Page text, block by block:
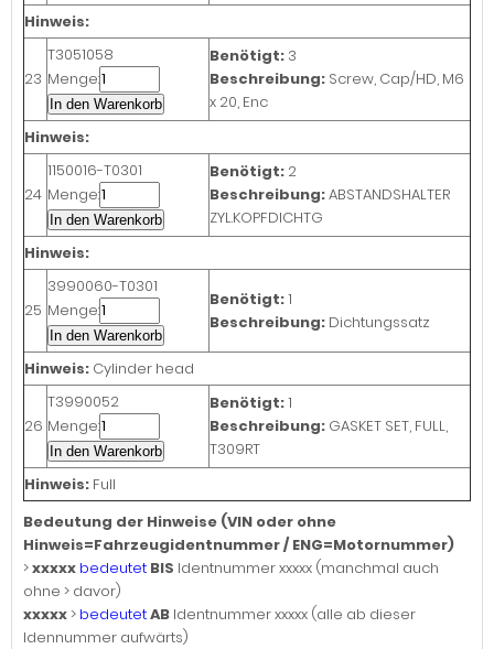
Hinweis:
23
T3051058
Menge:
In den Warenkorb
Benötigt: 3
Beschreibung: Screw, Cap/HD, M6
x 20, Enc
Hinweis:
24
1150016-T0301
Menge:
In den Warenkorb
Benötigt: 2
Beschreibung:ABSTANDSHALTER
ZYL.KOPFDICHTG
Hinweis:
25
3990060-T0301
Menge:
In den Warenkorb
Benötigt:1
Beschreibung: Dichtungssatz
Hinweis: Cylinder head
26
T3990052
Menge:
In den Warenkorb
Benötigt:1
Beschreibung: GASKET SET, FULL,
T309RT
Hinweis: Full
Bedeutung der Hinweise (VIN oder ohne
Hinweis=Fahrzeugidentnummer / ENG=Motornummer)
>xxxxx bedeutet BIS Identnummer xxxxx (manchmal auch
ohne > davor)
xxxxx> bedeutetAB Identnummer xxxxx (alle ab dieser
Idennummer aufwärts)